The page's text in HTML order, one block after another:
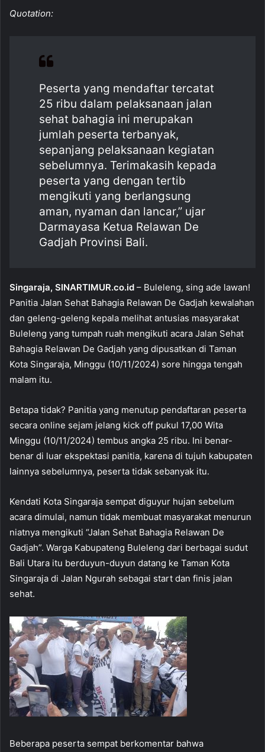
c
b
o
o
k
p
Quotation:
Peserta yang mendaftar tercatat
25 ribu dalam pelaksanaan jalan
sehat bahagia ini merupakan
jumlah peserta terbanyak,
sepanjang pelaksanaan kegiatan
sebelumnya. Terimakasih kepada
peserta yang dengan tertib
mengikuti yang berlangsung
aman, nyaman dan lancar,” ujar
Darmayasa Ketua Relawan De
Gadjah Provinsi Bali.
Singaraja, SINARTIMUR.co.id – Buleleng, sing ade lawan!
Panitia Jalan Sehat Bahagia Relawan De Gadjah kewalahan
dan geleng-geleng kepala melihat antusias masyarakat
Buleleng yang tumpah ruah mengikuti acara Jalan Sehat
Bahagia Relawan De Gadjah yang dipusatkan di Taman
Kota Singaraja, Minggu (10/11/2024) sore hingga tengah
malam itu.
Betapa tidak? Panitia yang menutup pendaftaran peserta
secara online sejam jelang kick off pukul 17,00 Wita
Minggu (10/11/2024) tembus angka 25 ribu. Ini benar-
benar di luar ekspektasi panitia, karena di tujuh kabupaten
lainnya sebelumnya, peserta tidak sebanyak itu.
Kendati Kota Singaraja sempat diguyur hujan sebelum
acara dimulai, namun tidak membuat masyarakat menurun
niatnya mengikuti “Jalan Sehat Bahagia Relawan De
Gadjah”. Warga Kabupateng Buleleng dari berbagai sudut
Bali Utara itu berduyun-duyun datang ke Taman Kota
Singaraja di Jalan Ngurah sebagai start dan finis jalan
sehat.
Beberapa peserta sempat berkomentar bahwa